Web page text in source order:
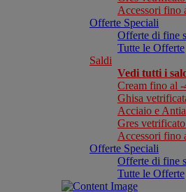
Accessori fino
Offerte Speciali
Offerte di fine
Tutte le Offerte
Saldi
Vedi tutti i
Cream fino al
Ghisa
Acciaio e
Gres
Accessori fino
Offerte Speciali
Offerte di fine
Tutte le Offerte